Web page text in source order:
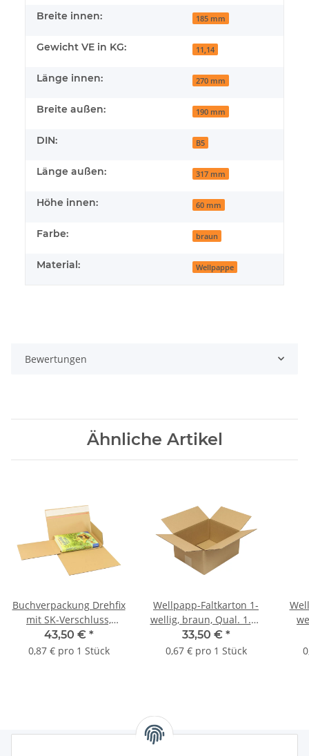
Breite innen: 185 mm
Gewicht VE in KG: 11,14
Länge innen: 270 mm
Breite außen: 190 mm
DIN: B5
Länge außen: 317 mm
Höhe innen: 60 mm
Farbe: braun
Material: Wellpappe
Bewertungen
Ähnliche Artikel
Buchverpackung Drehfix
mit SK-Verschluss,
braun, Qual. 1.20, DIN
B5 | 260 x 185 x 10–70
43,50 € *
0,87 € pro 1 Stück
Wellpapp-Faltkarton 1-
wellig, braun, Qual. 1.20
| 270 x 220 x 130 mm (L
x B x H) Innenmaß | VE =
33,50 € *
0,67 € pro 1 Stück